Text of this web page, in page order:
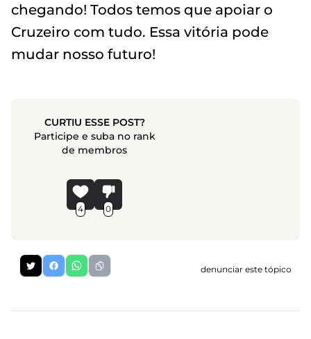
chegando! Todos temos que apoiar o
Cruzeiro com tudo. Essa vitória pode
mudar nosso futuro!
CURTIU ESSE POST?
Participe e suba no rank
de membros
4 0
denunciar este tópico